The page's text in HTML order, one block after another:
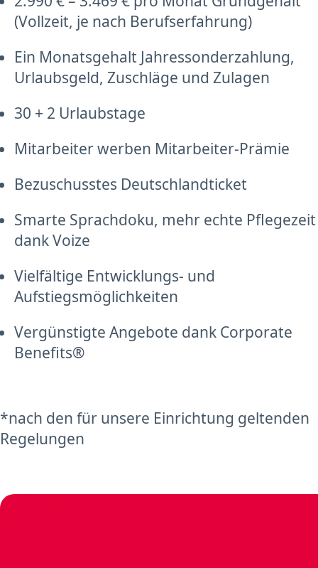
(Vollzeit, je nach Berufserfahrung)
Ein Monatsgehalt Jahressonderzahlung,
Urlaubsgeld, Zuschläge und Zulagen
30 + 2 Urlaubstage
Mitarbeiter werben Mitarbeiter-Prämie
Bezuschusstes Deutschlandticket
Smarte Sprachdoku, mehr echte Pflegezeit
dank Voize
Vielfältige Entwicklungs- und
Aufstiegsmöglichkeiten
Vergünstigte Angebote dank Corporate
Benefits®
*nach den für unsere Einrichtung geltenden
Regelungen